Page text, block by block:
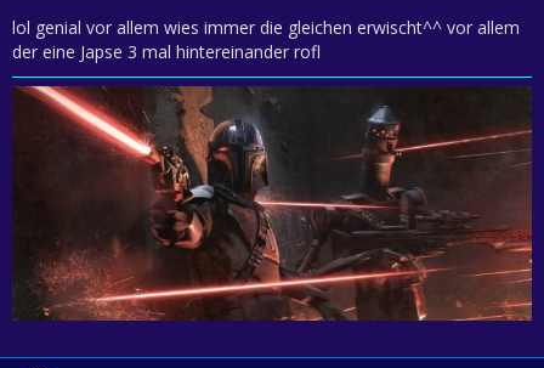
lol genial vor allem wies immer die gleichen erwischt^^ vor allem
der eine Japse 3 mal hintereinander rofl